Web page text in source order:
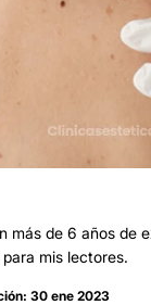
más de 6 años de
mis lectores.
30 ene 2023